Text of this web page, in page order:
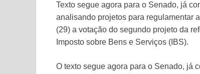
Texto segue agora para o Senado, já
analisando projetos para regulamentar
(29) a votação do segundo projeto da
Imposto sobre Bens e Serviços (IBS).
O texto segue agora para o Senado, já